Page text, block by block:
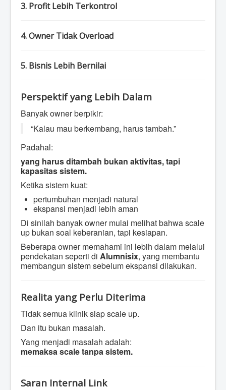
3. Profit Lebih Terkontrol
4. Owner Tidak Overload
5. Bisnis Lebih Bernilai
Perspektif yang Lebih Dalam
Banyak owner berpikir:
“Kalau mau berkembang, harus tambah.”
Padahal:
yang harus ditambah bukan aktivitas, tapi
kapasitas sistem.
Ketika sistem kuat:
pertumbuhan menjadi natural
ekspansi menjadi lebih aman
Di sinilah banyak owner mulai melihat bahwa scale
up bukan soal keberanian, tapi kesiapan.
Beberapa owner memahami ini lebih dalam melalui
pendekatan seperti di Alumnisix, yang membantu
membangun sistem sebelum ekspansi dilakukan.
Realita yang Perlu Diterima
Tidak semua klinik siap scale up.
Dan itu bukan masalah.
Yang menjadi masalah adalah:
memaksa scale tanpa sistem.
Saran Internal Link